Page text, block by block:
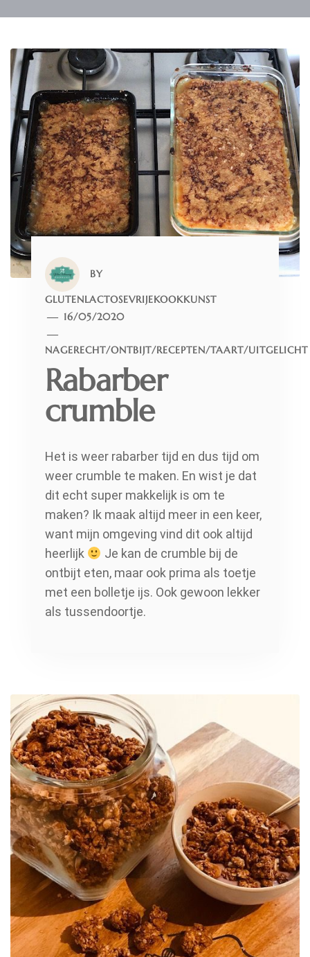
BY
GLUTENLACTOSEVRIJEKOOKKUNST
16/05/2020
NAGERECHT/ONTBIJT/RECEPTEN/TAART/UITGELICHT
Rabarber
crumble
Het is weer rabarber tijd en dus tijd om
weer crumble te maken. En wist je dat
dit echt super makkelijk is om te
maken? Ik maak altijd meer in een keer,
want mijn omgeving vind dit ook altijd
heerlijk
Je kan de crumble bij de
ontbijt eten, maar ook prima als toetje
met een bolletje ijs. Ook gewoon lekker
als tussendoortje.